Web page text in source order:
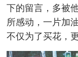
下的留言，多被
所感动，一片加
不仅为了买花，